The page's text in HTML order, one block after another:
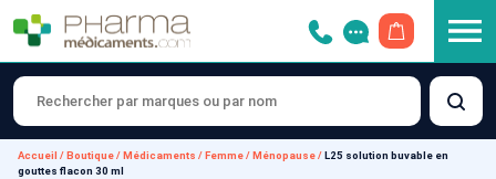
Accueil / Boutique/ Médicaments / Femme/ Ménopause/ L25 solution buvable en
gouttes flacon 30 ml